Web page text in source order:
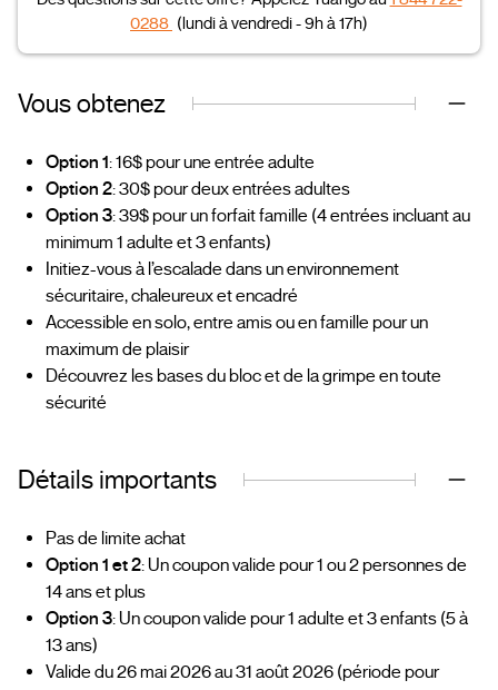
0288 (lundi à vendredi - 9h à 17h)
Vous obtenez
Option 1: 16$ pour une entrée adulte
Option 2: 30$ pour deux entrées adultes
Option 3: 39$ pour un forfait famille (4 entrées incluant au
minimum 1 adulte et 3 enfants)
Initiez-vous à l’escalade dans un environnement
sécuritaire, chaleureux et encadré
Accessible en solo, entre amis ou en famille pour un
maximum de plaisir
Découvrez les bases du bloc et de la grimpe en toute
sécurité
Détails importants
Pas de limite achat
Option 1 et 2: Un coupon valide pour 1 ou 2 personnes de
14 ans et plus
Option 3: Un coupon valide pour 1 adulte et 3 enfants (5 à
13 ans)
Valide du 26 mai 2026 au 31 août 2026 (période pour